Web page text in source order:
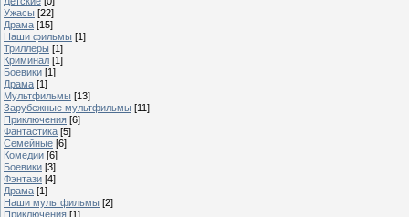
Ужасы [22]
Драма [15]
Наши фильмы [1]
Триллеры [1]
Криминал [1]
Боевики [1]
Драма [1]
Мультфильмы [13]
Зарубежные мультфильмы [11]
Приключения [6]
Фантастика [5]
Семейные [6]
Комедии [6]
Боевики [3]
Фэнтази [4]
Драма [1]
Наши мультфильмы [2]
Приключения [1]